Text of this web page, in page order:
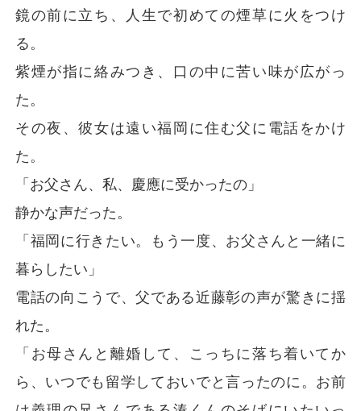
鏡の前に立ち、人生で初めての煙草に火をつけ
る。
紫煙が指に絡みつき、口の中に苦い味が広がっ
た。
その夜、彼女は遠い福岡に住む父に電話をかけ
た。
「お父さん、私、慶應に受かったの」
静かな声だった。
「福岡に行きたい。もう一度、お父さんと一緒に
暮らしたい」
電話の向こうで、父である近藤彰の声が驚きに揺
れた。
「お母さんと離婚して、こっちに落ち着いてか
ら、いつでも留学しておいでと言ったのに。お前